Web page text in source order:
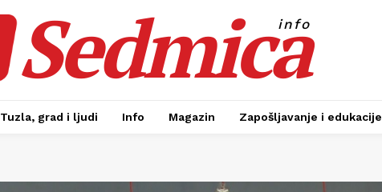
Sedmica
info
Tuzla, grad i ljudi Info Magazin Zapošljavanje i edukacije